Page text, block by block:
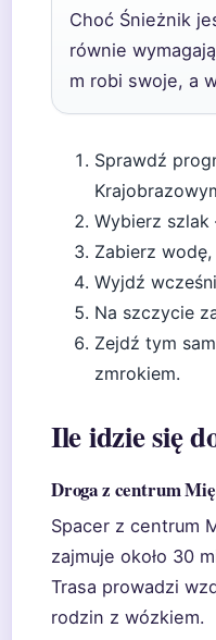
Choć Śnieżnik
równie
m robi swoje, a
Sprawdź
Wybierz szlak
Zabierz
Wyjdź
Na szczycie
Zejdź tym
zmrokiem.
Ile idzie się
Droga z centrum
Spacer z centrum
zajmuje około 30
Trasa prowadzi
rodzin z wózkiem.